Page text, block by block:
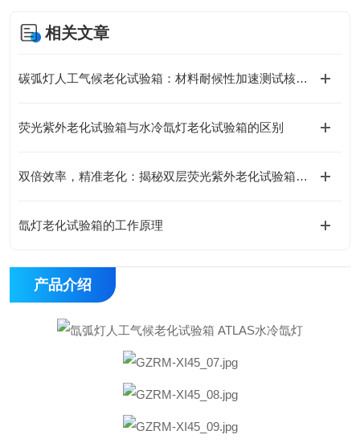
相关文章
碳弧灯人工气候老化试验箱：材料耐候性加速测试核心装备
荧光紫外老化试验箱与水冷氙灯老化试验箱的区别
双倍效率，精准老化：揭秘双层荧光紫外老化试验箱如何重塑材料测试新标准
氙灯老化试验箱的工作原理
产品介绍